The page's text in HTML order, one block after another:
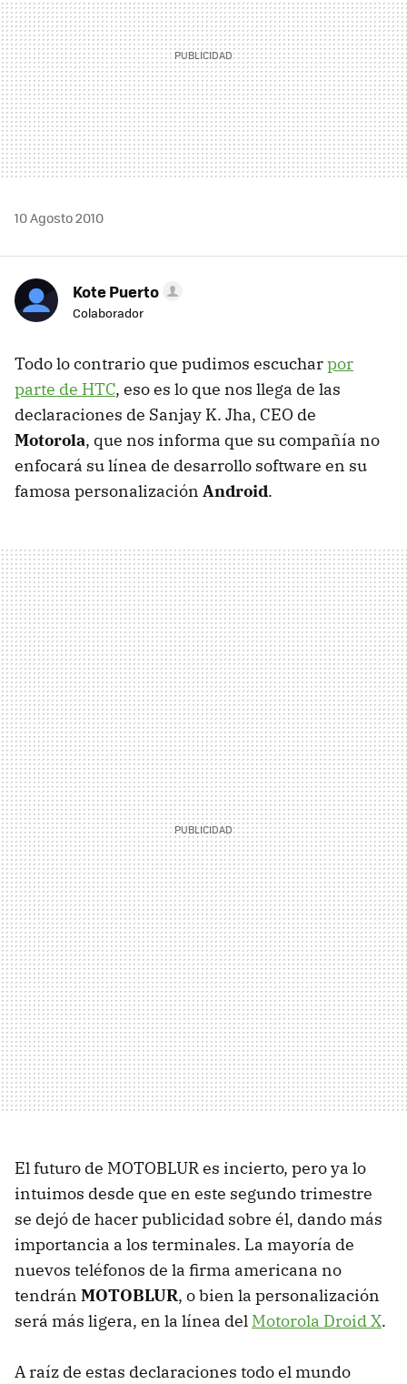
10 Agosto 2010
Kote Puerto
Colaborador
Todo lo contrario que pudimos escucharpor
parte de HTC, eso es lo que nos llega de las
declaraciones de Sanjay K. Jha, CEO de
Motorola, que nos informa que su compañía no
enfocará su línea de desarrollo software en su
famosa personalización Android.
El futuro de MOTOBLURes incierto, pero ya lo
intuimos desde que en este segundo trimestre
se dejó de hacer publicidad sobre él, dando más
importancia a los terminales. La mayoría de
nuevos teléfonos de la firma americana no
tendrán MOTOBLUR, o bien la personalización
será más ligera, en la línea del Motorola Droid X.
A raíz de estas declaraciones todo el mundo